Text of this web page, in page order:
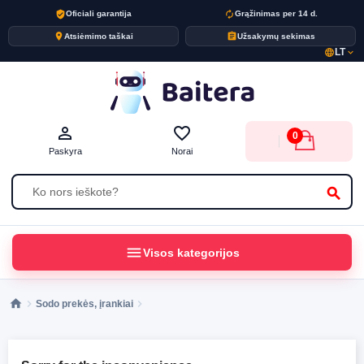
verified_userOficiali garantija autorenewGrąžinimas per 14 d.
placeAtsiėmimo taškai assignmentUžsakymų sekimas
language LTexpand_more
search
person_outline
Paskyra
favorite_border
Norai
0
menuVisos kategorijos
Sodo prekės, įrankiai